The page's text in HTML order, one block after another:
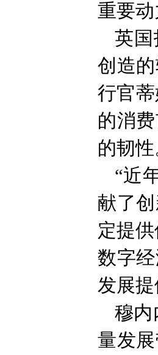
重要动
英国
创造
行官
的消
的韧性
“近
献了
定提
数字
发展
穆内
量发